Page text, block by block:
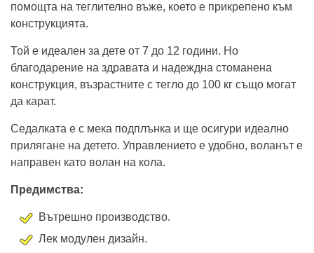
помощта на теглително въже, което е прикрепено към
конструкцията.
Той е идеален за дете от 7 до 12 години. Но
благодарение на здравата и надеждна стоманена
конструкция, възрастните с тегло до 100 кг също могат
да карат.
Седалката е с мека подплънка и ще осигури идеално
прилягане на детето. Управлението е удобно, воланът е
направен като волан на кола.
Предимства:
Вътрешно производство.
Лек модулен дизайн.